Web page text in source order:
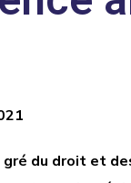
du droit et